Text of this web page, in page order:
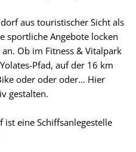
aus touristischer Sicht als
sportliche Angebote locken
Ob im Fitness & Vitalpark
Pfad, auf der 16 km
oder oder oder… Hier
gestalten.
ist eine Schiffsanlegestelle